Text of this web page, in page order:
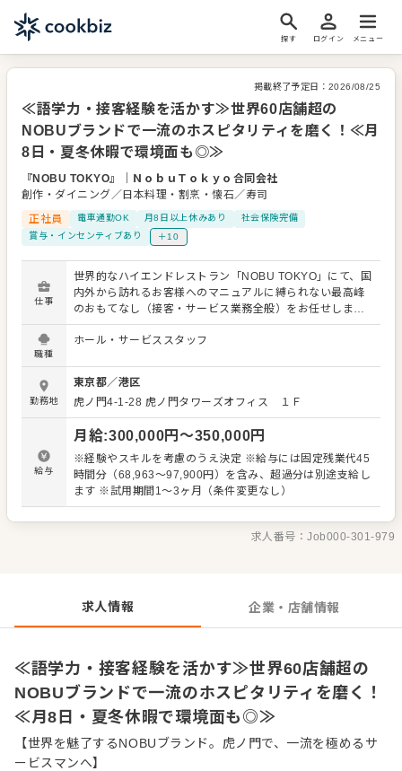
探す ログイン メニュー
掲載終了予定日： 2026/08/25
≪語学力・接客経験を活かす≫世界60店舗超の
NOBUブランドで一流のホスピタリティを磨く！≪月
8日・夏冬休暇で環境面も◎≫
『NOBU TOKYO』
ＮｏｂｕＴｏｋｙｏ合同会社
創作・ダイニング／日本料理・割烹・懐石／寿司
正社員
電車通勤OK 月8日以上休みあり
社会保険完備
賞与・インセンティブあり
＋10
仕事
世界的なハイエンドレストラン「NOBU TOKYO」にて、国
内外から訪れるお客様へのマニュアルに縛られない最高峰
のおもてなし（接客・サービス業務全般）をお任せしま
す。 ご経験やご希望に合わせてフロント・レセプション、
もしくはホール・サービスとして活躍いただきます。 スタ
して、そして「サービスの主役」としてお店を盛り上げて
いくポジションです。 【フロント・レセプション業務】 ・
電話やメールでの問い合わせ・予約受付 ・ゲストの丁寧な
お出迎え、お見送り、会計業務 【ホール・サービス業務全
般】 ・客席での洗練された接客・サービス実務 ・（習熟度
に応じて）後輩スタッフのマネジメント、店舗の数字管理
など ■仕事の魅力 ・一流の環境での成長： 経験豊富な先輩
スタッフのもとで、世界に通用する一級品の技術とホスピ
な価値観を持ったお客様が来店されるため、サービスマン
として計り知れない経験値を得ることができます。
職種
ホール・サービススタッフ
勤務地
東京都／港区
虎ノ門4-1-28 虎ノ門タワーズオフィス １Ｆ
給与
月給:300,000円〜350,000円
※経験やスキルを考慮のうえ決定 ※給与には固定残業代45
時間分（68,963〜97,900円）を含み、超過分は別途支給し
ます ※試用期間1～3ヶ月（条件変更なし）
求人番号：Job000-301-979
求人情報 企業・店舗情報
≪語学力・接客経験を活かす≫世界60店舗超の
NOBUブランドで一流のホスピタリティを磨く！
≪月8日・夏冬休暇で環境面も◎≫
【世界を魅了するNOBUブランド。虎ノ門で、一流を極めるサ
ービスマンへ】